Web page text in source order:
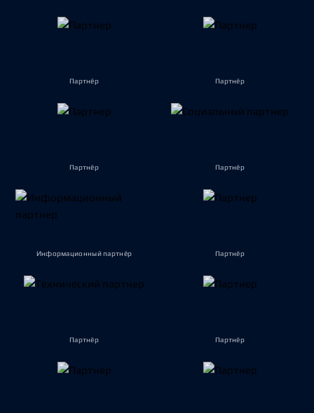
Партнёр Партнёр
Партнёр Партнёр
Информационный партнёр Партнёр
Партнёр Партнёр